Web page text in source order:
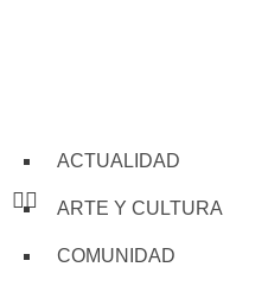
ACTUALIDAD
ARTE Y CULTURA
COMUNIDAD